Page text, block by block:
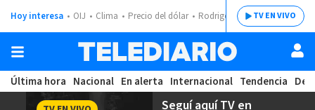
Hoy interesa OIJ Clima Precio del dólar Rodrigo ChavesTV EN VIVO
Última hora Nacional En alerta Internacional Tendencia
Seguí aquíTV en